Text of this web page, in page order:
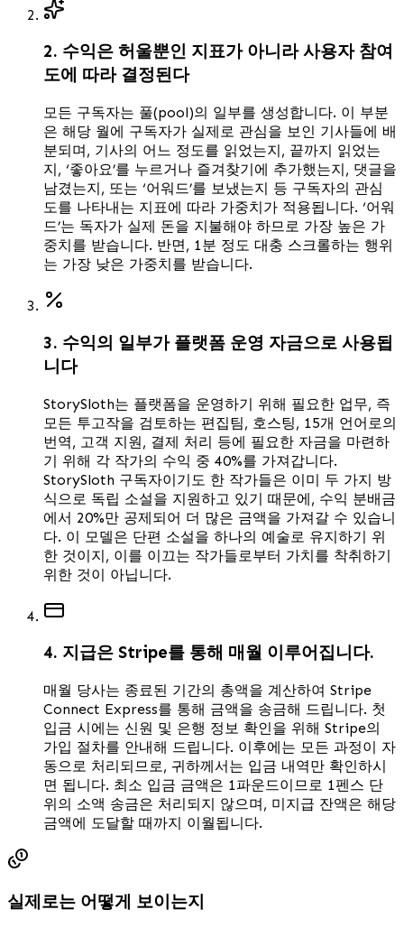
2. 수익은 허울뿐인 지표가 아니라 사용자 참여
도에 따라 결정된다
모든 구독자는 풀(pool)의 일부를 생성합니다. 이 부분
은 해당 월에 구독자가 실제로 관심을 보인 기사들에 배
분되며, 기사의 어느 정도를 읽었는지, 끝까지 읽었는
지, ‘좋아요’를 누르거나 즐겨찾기에 추가했는지, 댓글을
남겼는지, 또는 ‘어워드’를 보냈는지 등 구독자의 관심
도를 나타내는 지표에 따라 가중치가 적용됩니다. ‘어워
드’는 독자가 실제 돈을 지불해야 하므로 가장 높은 가
중치를 받습니다. 반면, 1분 정도 대충 스크롤하는 행위
는 가장 낮은 가중치를 받습니다.
3. 수익의 일부가 플랫폼 운영 자금으로 사용됩
니다
StorySloth는 플랫폼을 운영하기 위해 필요한 업무, 즉
모든 투고작을 검토하는 편집팀, 호스팅, 15개 언어로의
번역, 고객 지원, 결제 처리 등에 필요한 자금을 마련하
기 위해 각 작가의 수익 중 40%를 가져갑니다.
StorySloth 구독자이기도 한 작가들은 이미 두 가지 방
식으로 독립 소설을 지원하고 있기 때문에, 수익 분배금
에서 20%만 공제되어 더 많은 금액을 가져갈 수 있습니
다. 이 모델은 단편 소설을 하나의 예술로 유지하기 위
한 것이지, 이를 이끄는 작가들로부터 가치를 착취하기
위한 것이 아닙니다.
4. 지급은 Stripe를 통해 매월 이루어집니다.
매월 당사는 종료된 기간의 총액을 계산하여 Stripe
Connect Express를 통해 금액을 송금해 드립니다. 첫
입금 시에는 신원 및 은행 정보 확인을 위해 Stripe의
가입 절차를 안내해 드립니다. 이후에는 모든 과정이 자
동으로 처리되므로, 귀하께서는 입금 내역만 확인하시
면 됩니다. 최소 입금 금액은 1파운드이므로 1펜스 단
위의 소액 송금은 처리되지 않으며, 미지급 잔액은 해당
금액에 도달할 때까지 이월됩니다.
실제로는 어떻게 보이는지